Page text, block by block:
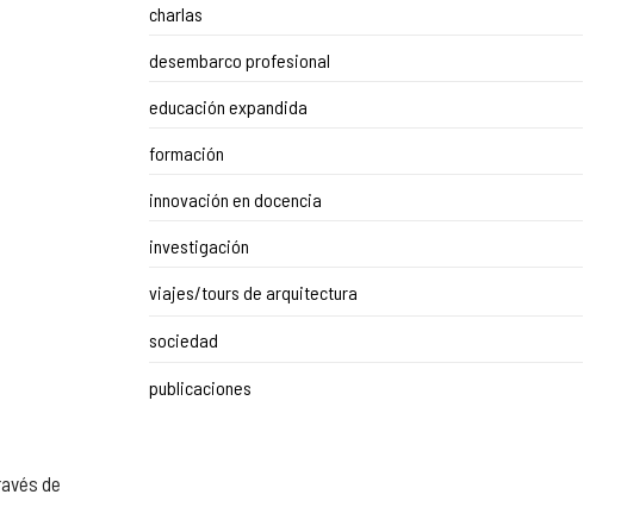
de
charlas
desembarco profesional
educación expandida
formación
innovación en docencia
investigación
viajes/tours de arquitectura
sociedad
publicaciones